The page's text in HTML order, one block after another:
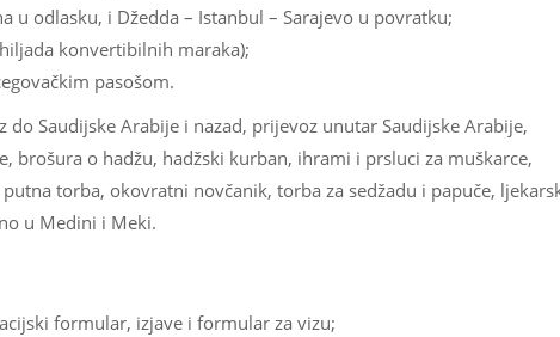
u odlasku, i Džedda – Istanbul – Sarajevo u povratku;
konvertibilnih maraka);
pasošom.
Saudijske Arabije i nazad, prijevoz unutar Saudijske Arabije,
brošura o hadžu, hadžski kurban, ihrami i prsluci za muškarce,
torba, okovratni novčanik, torba za sedžadu i papuče,
u Medini i Meki.
formular, izjave i formular za vizu;